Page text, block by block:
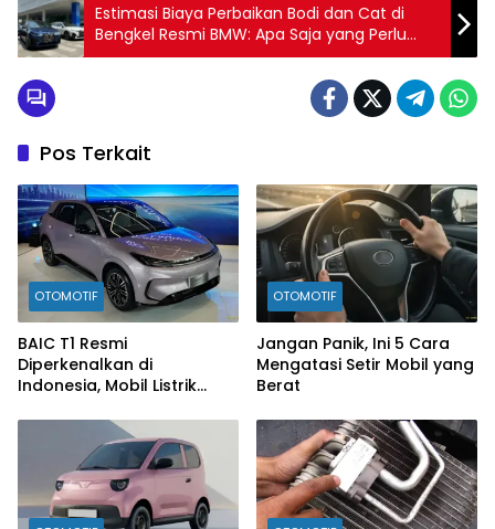
Estimasi Biaya Perbaikan Bodi dan Cat di
Bengkel Resmi BMW: Apa Saja yang Perlu
Anda Ketahui?
Pos Terkait
OTOMOTIF
BAIC T1 Resmi
Diperkenalkan di
Indonesia, Mobil Listrik
Ramaikan Pasar EV
OTOMOTIF
Jangan Panik, Ini 5 Cara
Mengatasi Setir Mobil yang
Berat